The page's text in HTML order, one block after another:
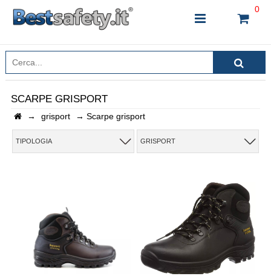
0
INSERISCI IL NOME DEL PRODOTTO CHE STAI
CERCANDO
SCARPE GRISPORT
→ grisport → Scarpe grisport
TIPOLOGIA GRISPORT